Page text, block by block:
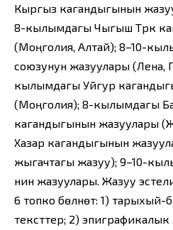
Кыргыз кагандыгынын
8-кылымдагы Чыгыш Түрк
(Моңголия, Алтай); 8–10-
союзунун жазуулары (Лена,
кылымдагы Уйгур
(Моңголия); 8-кылымдагы
кагандыгынын жазуулары
Хазар кагандыгынын
жыгачтагы жазуу); 9–10-
нин жазуулары. Жазуу
6 топко бөлүнөт: 1)
тексттер; 2)